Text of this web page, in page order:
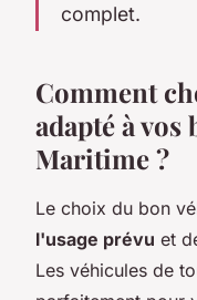
complet.
Comment
adapté à vos
Maritime ?
Le choix du bon
l'usage prévu et
Les véhicules de